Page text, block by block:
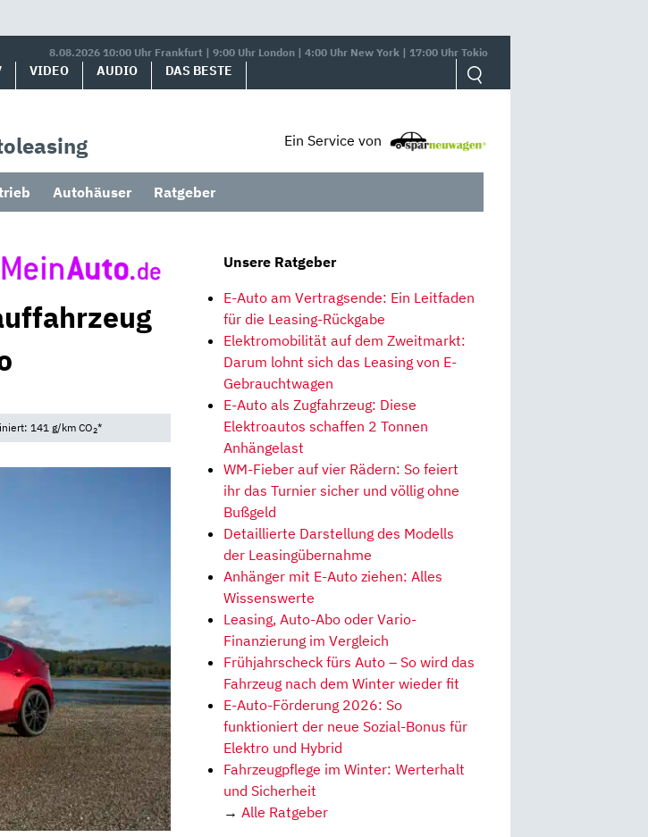
8.08.2026 10:00 Uhr Frankfurt | 9:00 Uhr London | 4:00 Uhr New York | 17:00 Uhr Tokio
VIDEO AUDIO DAS BESTE
Ein Service von
Autohäuser Ratgeber
141 g/km CO2*
Unsere Ratgeber
E-Auto am Vertragsende: Ein Leitfaden
für die Leasing-Rückgabe
Elektromobilität auf dem Zweitmarkt:
Darum lohnt sich das Leasing von E-
Gebrauchtwagen
E-Auto als Zugfahrzeug: Diese
Elektroautos schaffen 2 Tonnen
Anhängelast
WM-Fieber auf vier Rädern: So feiert
ihr das Turnier sicher und völlig ohne
Bußgeld
Detaillierte Darstellung des Modells
der Leasingübernahme
Anhänger mit E-Auto ziehen: Alles
Wissenswerte
Leasing, Auto-Abo oder Vario-
Finanzierung im Vergleich
Frühjahrscheck fürs Auto – So wird das
Fahrzeug nach dem Winter wieder fit
E-Auto-Förderung 2026: So
funktioniert der neue Sozial-Bonus für
Elektro und Hybrid
Fahrzeugpflege im Winter: Werterhalt
und Sicherheit
→ Alle Ratgeber